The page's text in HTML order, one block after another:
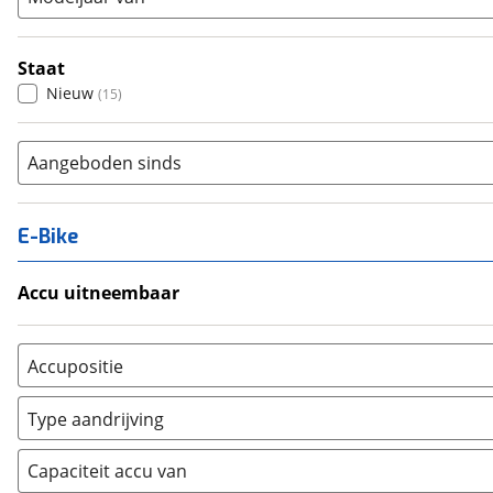
Staat
Nieuw (15)
Aangeboden sinds
E-Bike
Accu uitneembaar
Nee, vast (0)
Accupositie
Bagagedrager (0)
Frame (0 )
Vloer (0
Type aandrijving
Achterwiel (0)
Trapas
Capaciteit accu van